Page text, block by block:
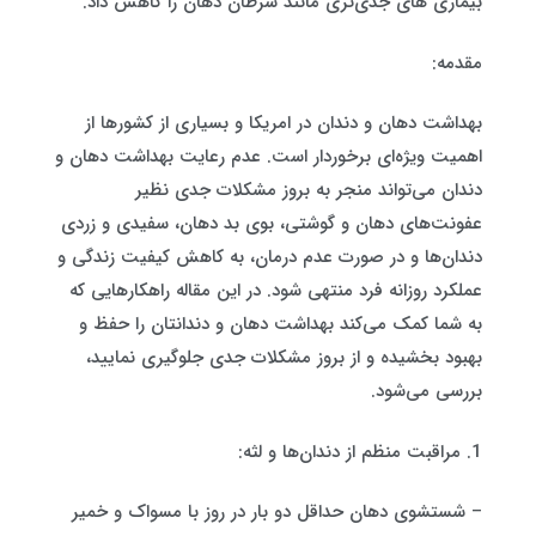
مقدمه:
بهداشت دهان و دندان در امریکا و بسیاری از کشورها از
اهمیت ویژه‌ای برخوردار است. عدم رعایت بهداشت دهان و
دندان می‌تواند منجر به بروز مشکلات جدی نظیر
عفونت‌های دهان و گوشتی، بوی بد دهان، سفیدی و زردی
دندان‌ها و در صورت عدم درمان، به کاهش کیفیت زندگی و
عملکرد روزانه فرد منتهی شود. در این مقاله راهکارهایی که
به شما کمک می‌کند بهداشت دهان و دندانتان را حفظ و
بهبود بخشیده و از بروز مشکلات جدی جلوگیری نمایید،
بررسی می‌شود.
1. مراقبت منظم از دندان‌ها و لثه:
– شستشوی دهان حداقل دو بار در روز با مسواک و خمیر